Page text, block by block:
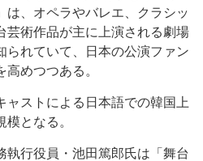
は、オペラやバレエ、クラシッ
芸術作品が主に上演される劇場
られていて、日本の公演ファン
めつつある。
ストによる日本語での韓国上
となる。
行役員・池田篤郎氏は「舞台